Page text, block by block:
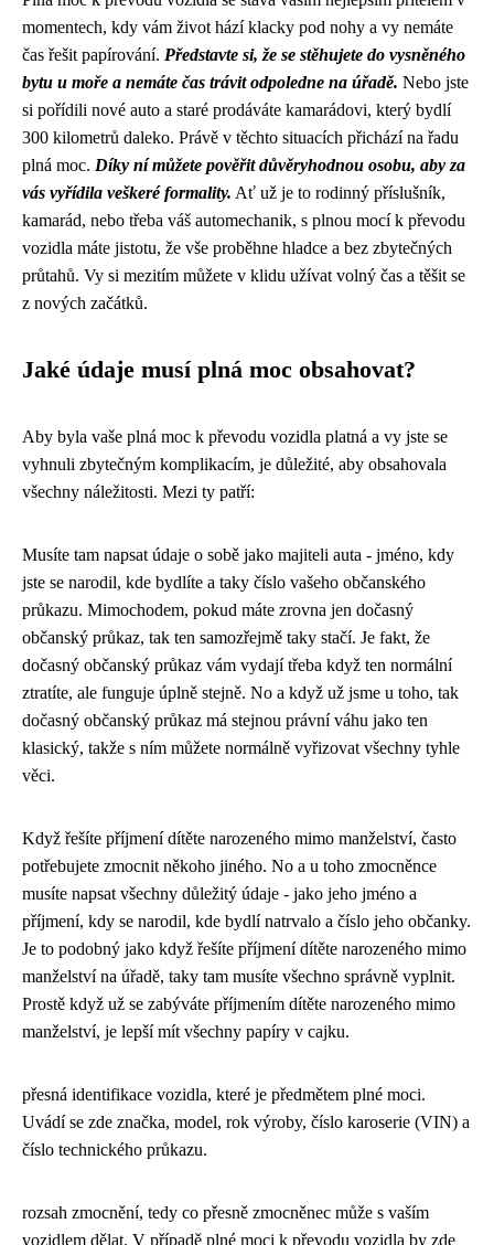
momentech, kdy vám život hází klacky pod nohy a vy nemáte
čas řešit papírování. Představte si, že se stěhujete do vysněného
bytu u moře a nemáte čas trávit odpoledne na úřadě. Nebo jste
si pořídili nové auto a staré prodáváte kamarádovi, který bydlí
300 kilometrů daleko. Právě v těchto situacích přichází na řadu
plná moc. Díky ní můžete pověřit důvěryhodnou osobu, aby za
vás vyřídila veškeré formality. Ať už je to rodinný příslušník,
kamarád, nebo třeba váš automechanik, s plnou mocí k převodu
vozidla máte jistotu, že vše proběhne hladce a bez zbytečných
průtahů. Vy si mezitím můžete v klidu užívat volný čas a těšit se
z nových začátků.
Jaké údaje musí plná moc obsahovat?
Aby byla vaše plná moc k převodu vozidla platná a vy jste se
vyhnuli zbytečným komplikacím, je důležité, aby obsahovala
všechny náležitosti. Mezi ty patří:
Musíte tam napsat údaje o sobě jako majiteli auta - jméno, kdy
jste se narodil, kde bydlíte a taky číslo vašeho občanského
průkazu. Mimochodem, pokud máte zrovna jen dočasný
občanský průkaz, tak ten samozřejmě taky stačí. Je fakt, že
dočasný občanský průkaz vám vydají třeba když ten normální
ztratíte, ale funguje úplně stejně. No a když už jsme u toho, tak
dočasný občanský průkaz má stejnou právní váhu jako ten
klasický, takže s ním můžete normálně vyřizovat všechny tyhle
věci.
Když řešíte příjmení dítěte narozeného mimo manželství, často
potřebujete zmocnit někoho jiného. No a u toho zmocněnce
musíte napsat všechny důležitý údaje - jako jeho jméno a
příjmení, kdy se narodil, kde bydlí natrvalo a číslo jeho občanky.
Je to podobný jako když řešíte příjmení dítěte narozeného mimo
manželstvína úřadě, taky tam musíte všechno správně vyplnit.
Prostě když už se zabýváte příjmením dítěte narozeného mimo
manželství, je lepší mít všechny papíry v cajku.
přesná identifikace vozidla, které je předmětem plné moci.
Uvádí se zde značka, model, rok výroby, číslo karoserie (VIN) a
číslo technického průkazu.
rozsah zmocnění, tedy co přesně zmocněnec může s vaším
vozidlem dělat. V případě plné moci k převodu vozidla by zde